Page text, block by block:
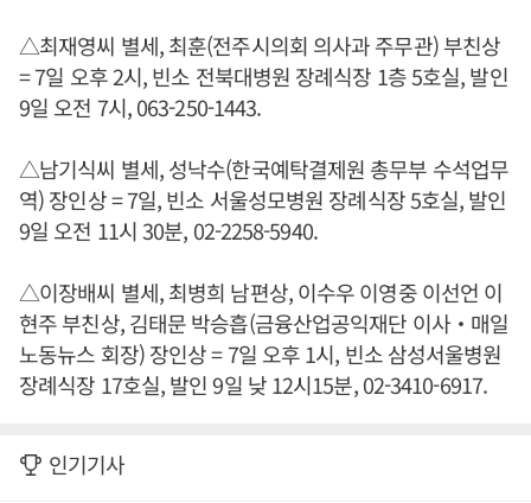
△최재영씨 별세, 최훈(전주시의회 의사과 주무관) 부친상
= 7일 오후 2시, 빈소 전북대병원 장례식장 1층 5호실, 발인
9일 오전 7시, 063-250-1443.
△남기식씨 별세, 성낙수(한국예탁결제원 총무부 수석업무
역) 장인상 = 7일, 빈소 서울성모병원 장례식장 5호실, 발인
9일 오전 11시 30분, 02-2258-5940.
△이장배씨 별세, 최병희 남편상, 이수우 이영중 이선언 이
현주 부친상, 김태문 박승흡(금융산업공익재단 이사‧매일
노동뉴스 회장) 장인상 = 7일 오후 1시, 빈소 삼성서울병원
장례식장 17호실, 발인 9일 낮 12시15분, 02-3410-6917.
인기기사